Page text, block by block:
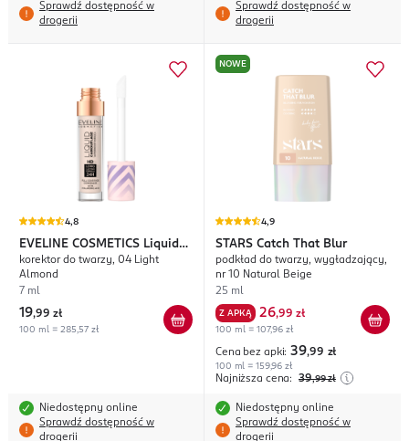
Sprawdź dostępność w
drogerii
Sprawdź dostępność w
drogerii
4,8
EVELINE COSMETICS Liquid
Camouflage
korektor do twarzy, 04 Light
Almond
7 ml
19,99 zł
100 ml = 285,57 zł
Niedostępny online
Sprawdź dostępność w
drogerii
NOWE
4,9
STARS Catch That Blur
podkład do twarzy, wygładzający,
nr 10 Natural Beige
25 ml
Z APKĄ 26,99 zł
100 ml = 107,96 zł
Cena bez apki: 39,99 zł
100 ml = 159,96 zł
Najniższa cena: 39,99 zł
Niedostępny online
Sprawdź dostępność w
drogerii